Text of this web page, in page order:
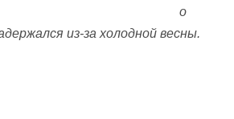
о
из-за холодной весны.